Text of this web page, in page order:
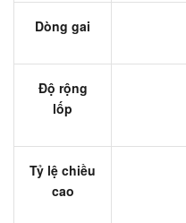
Dòng gai
Độ rộng
lốp
Tỷ lệ chiều
cao